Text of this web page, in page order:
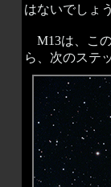
はないでしょ
M13は、こ
ら、次のステ